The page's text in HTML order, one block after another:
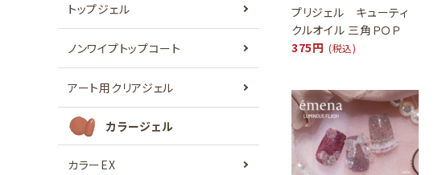
トップジェル
ノンワイプトップコート
アート用クリアジェル
カラージェル
カラーEX
プリジェル キューティ
クルオイル 三角ＰＯＰ
375円 (税込)